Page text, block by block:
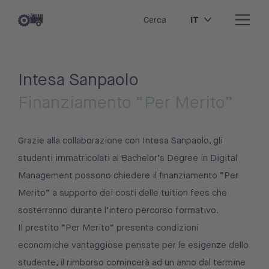
Cerca IT
Intesa Sanpaolo
Finanziamento “Per Merito”
Grazie alla collaborazione con Intesa Sanpaolo, gli
studenti immatricolati al Bachelor’s Degree in Digital
Management possono chiedere il finanziamento “Per
Merito” a supporto dei costi delle tuition fees che
sosterranno durante l’intero percorso formativo.
Il prestito “Per Merito” presenta condizioni
economiche vantaggiose pensate per le esigenze dello
studente, il rimborso comincerà ad un anno dal termine